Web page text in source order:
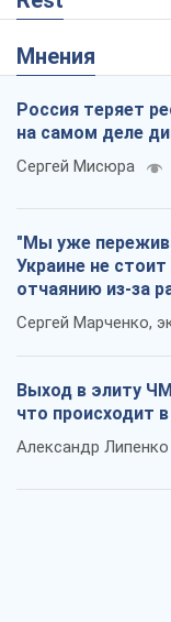
Мнения
Россия теряет
на самом деле
Сергей Мисюра
"Мы уже
Украине не
отчаянию из-за
Сергей Марченко,
Выход в элиту
что происходит
Александр Липенко